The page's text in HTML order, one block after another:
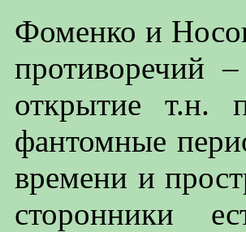
Фоменко и
противоречий
открытие т.н.
фантомные
времени и
сторонники